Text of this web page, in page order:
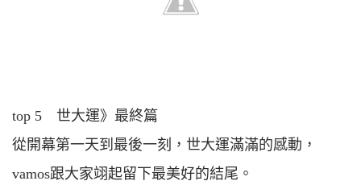
top 5 世大運》最終篇
從開幕第一天到最後一刻，世大運滿滿的感動，
vamos跟大家翊起留下最美好的結尾。